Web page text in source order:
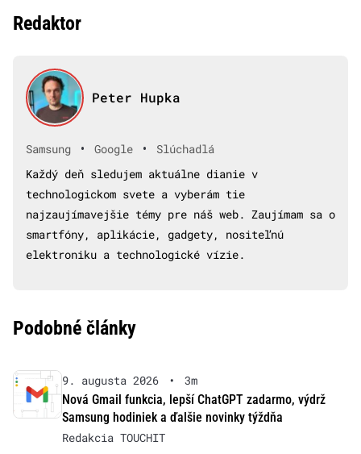
Redaktor
Peter Hupka
Samsung • Google •
Slúchadlá
Každý deň sledujem aktuálne dianie v
technologickom svete a vyberám tie
najzaujímavejšie témy pre náš web. Zaujímam sa o
smartfóny, aplikácie, gadgety, nositeľnú
elektroniku a technologické vízie.
Podobné články
9. augusta 2026 •
3m
Nová Gmail funkcia, lepší ChatGPT zadarmo, výdrž
Samsung hodiniek a ďalšie novinky týždňa
Redakcia TOUCHIT